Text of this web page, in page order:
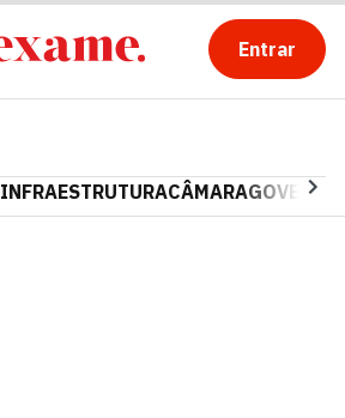
Entrar
INFRAESTRUTURACÂMARAGOVERNO